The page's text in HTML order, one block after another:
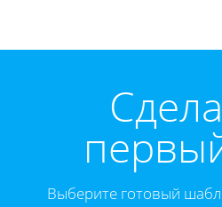
Выберите готовый